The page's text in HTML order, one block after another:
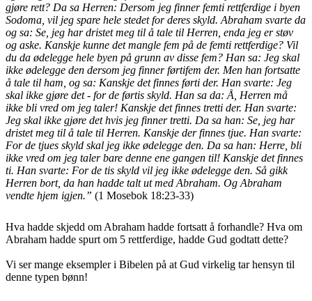
gjøre rett? Da sa Herren: Dersom jeg finner femti rettferdige i byen
Sodoma, vil jeg spare hele stedet for deres skyld. Abraham svarte da
og sa: Se, jeg har dristet meg til å tale til Herren, enda jeg er støv
og aske. Kanskje kunne det mangle fem på de femti rettferdige? Vil
du da ødelegge hele byen på grunn av disse fem? Han sa: Jeg skal
ikke ødelegge den dersom jeg finner førtifem der. Men han fortsatte
å tale til ham, og sa: Kanskje det finnes førti der. Han svarte: Jeg
skal ikke gjøre det - for de førtis skyld. Han sa da: Å, Herren må
ikke bli vred om jeg taler! Kanskje det finnes tretti der. Han svarte:
Jeg skal ikke gjøre det hvis jeg finner tretti. Da sa han: Se, jeg har
dristet meg til å tale til Herren. Kanskje der finnes tjue. Han svarte:
For de tjues skyld skal jeg ikke ødelegge den. Da sa han: Herre, bli
ikke vred om jeg taler bare denne ene gangen til! Kanskje det finnes
ti. Han svarte: For de tis skyld vil jeg ikke ødelegge den. Så gikk
Herren bort, da han hadde talt ut med Abraham. Og Abraham
vendte hjem igjen.” (1 Mosebok 18:23-33)
Hva hadde skjedd om Abraham hadde fortsatt å forhandle? Hva om
Abraham hadde spurt om 5 rettferdige, hadde Gud godtatt dette?
Vi ser mange eksempler i Bibelen på at Gud virkelig tar hensyn til
denne typen bønn!